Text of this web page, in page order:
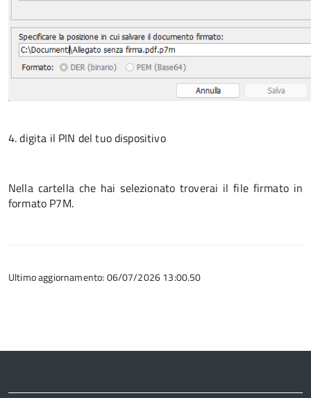
4. digita il PIN del tuo dispositivo
Nella cartella che hai selezionato troverai il file firmato in
formato P7M.
Ultimo aggiornamento: 06/07/2026 13:00.50